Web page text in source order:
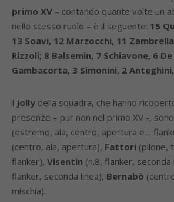
primo XV – contando quante volte un
nello stesso ruolo – è il seguente: 15
13 Soavi, 12 Marzocchi, 11
Rizzoli; 8 Balsemin, 7 Schiavone, 6
Gambacorta, 3 Simonini, 2
I jolly della squadra, che hanno
presenze – pur non nel primo XV -, sono
(estremo, ala, centro, apertura e…
(centro, ala, apertura), Fattori (pilone,
flanker), Visentin (n.8, flanker, seconda
flanker, seconda linea), Bernabò
mischia).